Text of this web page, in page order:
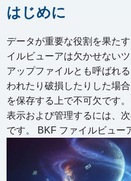
はじめに
データが重要な役割を果た
イルビューアは欠かせない
アップファイルとも呼ばれ
われたり破損したりした場
を保存する上で不可欠です
表示および管理するには、
です。 BKF ファイルビュー